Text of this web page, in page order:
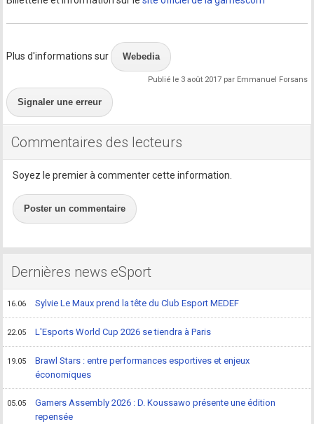
Plus d'informations sur Webedia
Publié le 3 août 2017 par Emmanuel Forsans
Signaler une erreur
Commentaires des lecteurs
Soyez le premier à commenter cette information.
Poster un commentaire
Dernières news eSport
16.06 Sylvie Le Maux prend la tête du Club Esport MEDEF
22.05 L'Esports World Cup 2026 se tiendra à Paris
19.05
Brawl Stars : entre performances esportives et enjeux
économiques
05.05
Gamers Assembly 2026 : D. Koussawo présente une édition
repensée